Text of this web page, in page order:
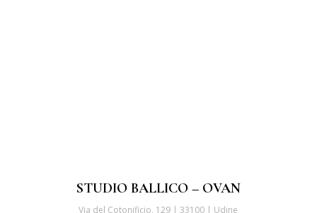
STUDIO BALLICO – OVAN
Via del Cotonificio, 129 | 33100 | Udine